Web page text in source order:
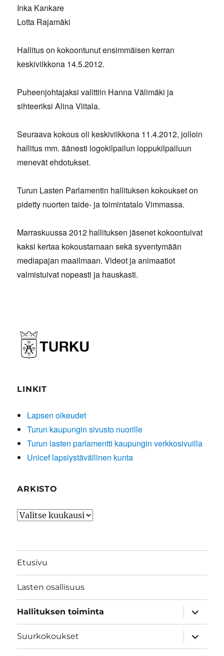
Inka Kankare
Lotta Rajamäki
Hallitus on kokoontunut ensimmäisen kerran
keskiviikkona 14.5.2012.
Puheenjohtajaksi valittiin Hanna Välimäki ja
sihteeriksi Alina Viitala.
Seuraava kokous oli keskiviikkona 11.4.2012, jolloin
hallitus mm. äänesti logokilpailun loppukilpailuun
menevät ehdotukset.
Turun Lasten Parlamentin hallituksen kokoukset on
pidetty nuorten taide- ja toimintatalo Vimmassa.
Marraskuussa 2012 hallituksen jäsenet kokoontuivat
kaksi kertaa kokoustamaan sekä syventymään
mediapajan maailmaan. Videot ja animaatiot
valmistuivat nopeasti ja hauskasti.
LINKIT
Lapsen oikeudet
Turun kaupungin sivusto nuorille
Turun lasten parlamentti kaupungin verkkosivuilla
Unicef lapsiystävällinen kunta
ARKISTO
Arkisto
Etusivu
Lasten osallisuus
Hallituksen toiminta
näytä
Suurkokoukset
näytä